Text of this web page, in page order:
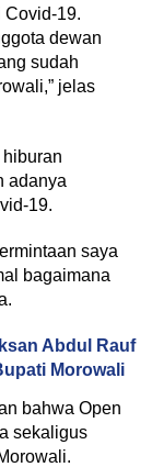
Covid-19.
dewan
sudah
jelas
adanya
19.
saya
bagaimana
Abdul Rauf
Morowali
bahwa Open
sekaligus